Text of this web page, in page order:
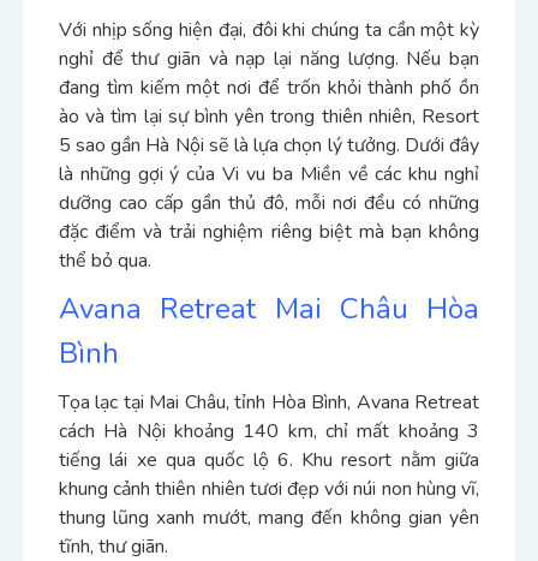
Với nhịp sống hiện đại, đôi khi chúng ta cần một kỳ
nghỉ để thư giãn và nạp lại năng lượng. Nếu bạn
đang tìm kiếm một nơi để trốn khỏi thành phố ồn
ào và tìm lại sự bình yên trong thiên nhiên, Resort
5 sao gần Hà Nội sẽ là lựa chọn lý tưởng. Dưới đây
là những gợi ý của Vi vu ba Miền về các khu nghỉ
dưỡng cao cấp gần thủ đô, mỗi nơi đều có những
đặc điểm và trải nghiệm riêng biệt mà bạn không
thể bỏ qua.
Avana Retreat Mai Châu Hòa
Bình
Tọa lạc tại Mai Châu, tỉnh Hòa Bình, Avana Retreat
cách Hà Nội khoảng 140 km, chỉ mất khoảng 3
tiếng lái xe qua quốc lộ 6. Khu resort nằm giữa
khung cảnh thiên nhiên tươi đẹp với núi non hùng vĩ,
thung lũng xanh mướt, mang đến không gian yên
tĩnh, thư giãn.